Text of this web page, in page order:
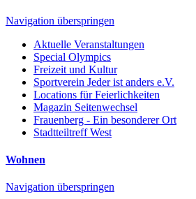
Navigation überspringen
Aktuelle Veranstaltungen
Special Olympics
Freizeit und Kultur
Sportverein Jeder ist anders e.V.
Locations für Feierlichkeiten
Magazin Seitenwechsel
Frauenberg - Ein besonderer Ort
Stadtteiltreff West
Wohnen
Navigation überspringen